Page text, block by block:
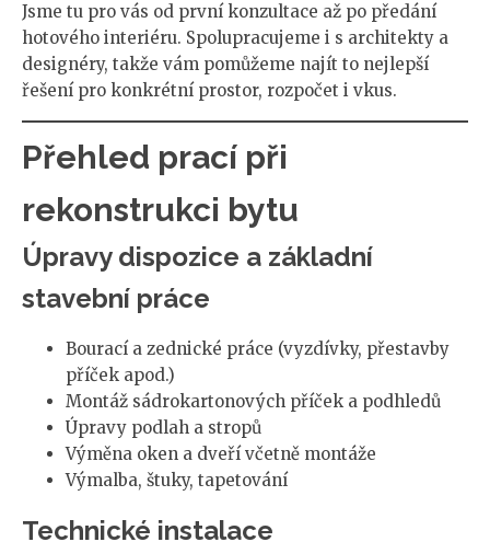
Jsme tu pro vás od první konzultace až po předání
hotového interiéru. Spolupracujeme i s architekty a
designéry, takže vám pomůžeme najít to nejlepší
řešení pro konkrétní prostor, rozpočet i vkus.
Přehled prací při
rekonstrukci bytu
Úpravy dispozice a základní
stavební práce
Bourací a zednické práce (vyzdívky, přestavby
příček apod.)
Montáž sádrokartonových příček a podhledů
Úpravy podlah a stropů
Výměna oken a dveří včetně montáže
Výmalba, štuky, tapetování
Technické instalace